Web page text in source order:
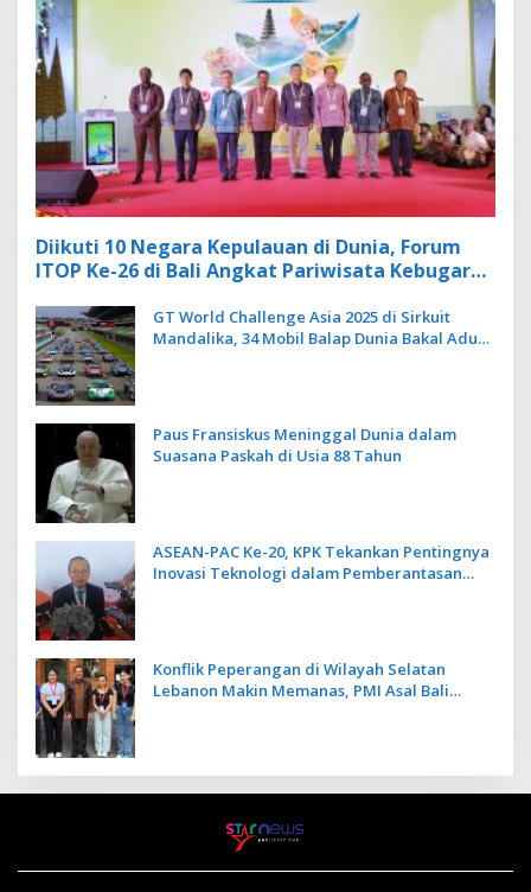
Diikuti 10 Negara Kepulauan di Dunia, Forum
ITOP Ke-26 di Bali Angkat Pariwisata Kebugaran
GT World Challenge Asia 2025 di Sirkuit
Mandalika, 34 Mobil Balap Dunia Bakal Adu
Paus Fransiskus Meninggal Dunia dalam
Suasana Paskah di Usia 88 Tahun
ASEAN-PAC Ke-20, KPK Tekankan Pentingnya
Inovasi Teknologi dalam Pemberantasan
Konflik Peperangan di Wilayah Selatan
Lebanon Makin Memanas, PMI Asal Bali